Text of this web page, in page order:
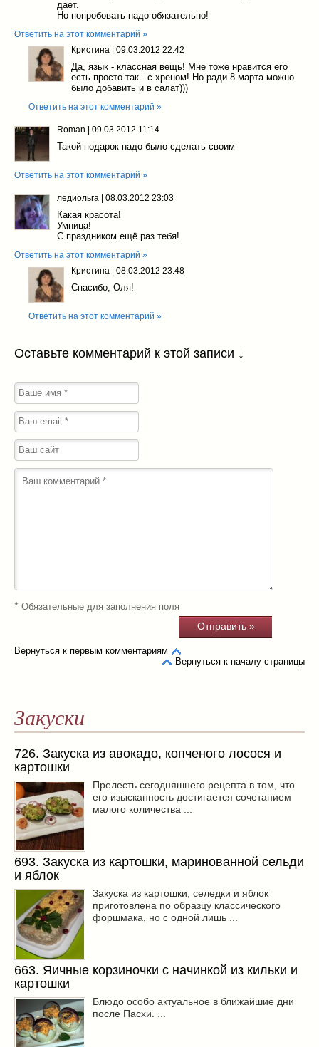
дает.
Но попробовать надо обязательно!
Ответить на этот комментарий »
Кристина | 09.03.2012 22:42
Да, язык - классная вещь! Мне тоже нравится его
есть просто так - с хреном! Но ради 8 марта можно
было добавить и в салат)))
Ответить на этот комментарий »
Roman | 09.03.2012 11:14
Такой подарок надо было сделать своим
Ответить на этот комментарий »
ледиольга | 08.03.2012 23:03
Какая красота!
Умница!
С праздником ещё раз тебя!
Ответить на этот комментарий »
Кристина | 08.03.2012 23:48
Спасибо, Оля!
Ответить на этот комментарий »
Оставьте комментарий к этой записи ↓
* Обязательные для заполнения поля
Вернуться к первым комментариям
Вернуться к началу страницы
Закуски
726. Закуска из авокадо, копченого лосося и
картошки
Прелесть сегодняшнего рецепта в том, что
его изысканность достигается сочетанием
малого количества ...
693. Закуска из картошки, маринованной сельди
и яблок
Закуска из картошки, селедки и яблок
приготовлена по образцу классического
форшмака, но с одной лишь ...
663. Яичные корзиночки с начинкой из кильки и
картошки
Блюдо особо актуальное в ближайшие дни
после Пасхи. ...